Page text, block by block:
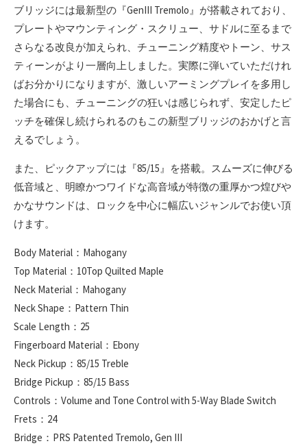
ブリッジには最新型の『GenIII Tremolo』が搭載されており、
プレートやマウンティング・スクリュー、サドルに至るまで
さらなる改良が加えられ、チューニング精度やトーン、サス
ティーンがより一層向上しました。実際に弾いていただけれ
ばお分かりになりますが、激しいアーミングプレイを多用し
た場合にも、チューニングの狂いは感じられず、安定したピ
ッチを確保し続けられるのもこの新型ブリッジのおかげと言
えるでしょう。
また、ピックアップには『85/15』を搭載。スムーズに伸びる
低音域と、明瞭かつワイドな高音域が特徴の重厚かつ煌びや
かなサウンドは、ロックを中心に幅広いジャンルでお使い頂
けます。
Body Material：Mahogany
Top Material：10Top Quilted Maple
Neck Material：Mahogany
Neck Shape：Pattern Thin
Scale Length：25
Fingerboard Material：Ebony
Neck Pickup：85/15 Treble
Bridge Pickup：85/15 Bass
Controls：Volume and Tone Control with 5-Way Blade Switch
Frets：24
Bridge：PRS Patented Tremolo, Gen III